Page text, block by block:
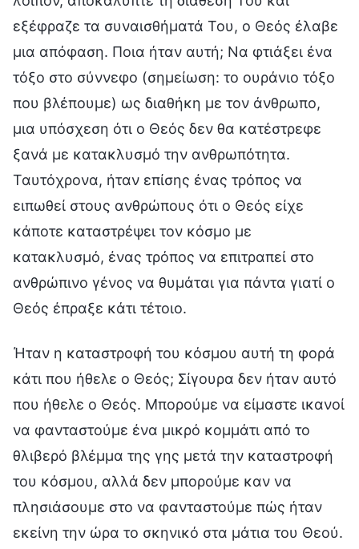
εξέφραζε τα συναισθήματά Του, ο Θεός έλαβε
μια απόφαση. Ποια ήταν αυτή; Να φτιάξει ένα
τόξο στο σύννεφο (σημείωση: το ουράνιο τόξο
που βλέπουμε) ως διαθήκη με τον άνθρωπο,
μια υπόσχεση ότι ο Θεός δεν θα κατέστρεφε
ξανά με κατακλυσμό την ανθρωπότητα.
Ταυτόχρονα, ήταν επίσης ένας τρόπος να
ειπωθεί στους ανθρώπους ότι ο Θεός είχε
κάποτε καταστρέψει τον κόσμο με
κατακλυσμό, ένας τρόπος να επιτραπεί στο
ανθρώπινο γένος να θυμάται για πάντα γιατί ο
Θεός έπραξε κάτι τέτοιο.
Ήταν η καταστροφή του κόσμου αυτή τη φορά
κάτι που ήθελε ο Θεός; Σίγουρα δεν ήταν αυτό
που ήθελε ο Θεός. Μπορούμε να είμαστε ικανοί
να φανταστούμε ένα μικρό κομμάτι από το
θλιβερό βλέμμα της γης μετά την καταστροφή
του κόσμου, αλλά δεν μπορούμε καν να
πλησιάσουμε στο να φανταστούμε πώς ήταν
εκείνη την ώρα το σκηνικό στα μάτια του Θεού.